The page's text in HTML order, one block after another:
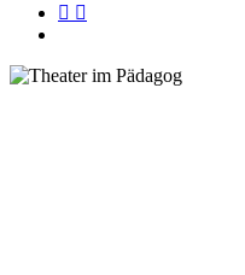
facebook
youtube